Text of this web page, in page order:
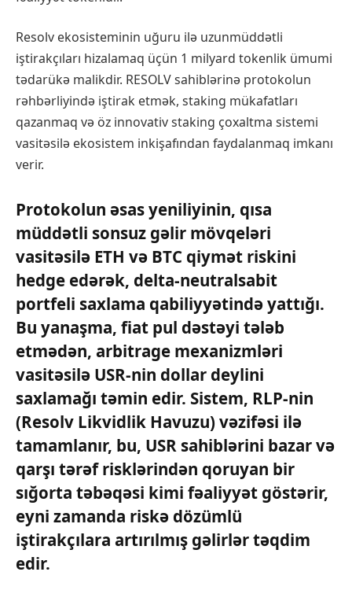
Resolv ekosisteminin uğuru ilə uzunmüddətli
iştirakçıları hizalamaq üçün 1 milyard tokenlik ümumi
tədarükə malikdir. RESOLV sahiblərinə protokolun
rəhbərliyində iştirak etmək, staking mükafatları
qazanmaq və öz innovativ staking çoxaltma sistemi
vasitəsilə ekosistem inkişafından faydalanmaq imkanı
verir.
Protokolun əsas yeniliyinin, qısa
müddətli sonsuz gəlir mövqeləri
vasitəsilə ETH və BTC qiymət riskini
hedge edərək, delta-neutralsabit
portfeli saxlama qabiliyyətində yattığı.
Bu yanaşma, fiat pul dəstəyi tələb
etmədən, arbitrage mexanizmləri
vasitəsilə USR-nin dollar deylini
saxlamağı təmin edir. Sistem, RLP-nin
(Resolv Likvidlik Havuzu) vəzifəsi ilə
tamamlanır, bu, USR sahiblərini bazar və
qarşı tərəf risklərindən qoruyan bir
sığorta təbəqəsi kimi fəaliyyət göstərir,
eyni zamanda riskə dözümlü
iştirakçılara artırılmış gəlirlər təqdim
edir.